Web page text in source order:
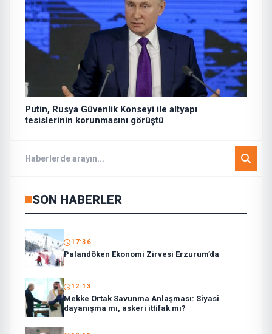
Putin, Rusya Güvenlik Konseyi ile altyapı
tesislerinin korunmasını görüştü
SON HABERLER
17:36
Palandöken Ekonomi Zirvesi Erzurum’da
12:13
Mekke Ortak Savunma Anlaşması: Siyasi
dayanışma mı, askeri ittifak mı?